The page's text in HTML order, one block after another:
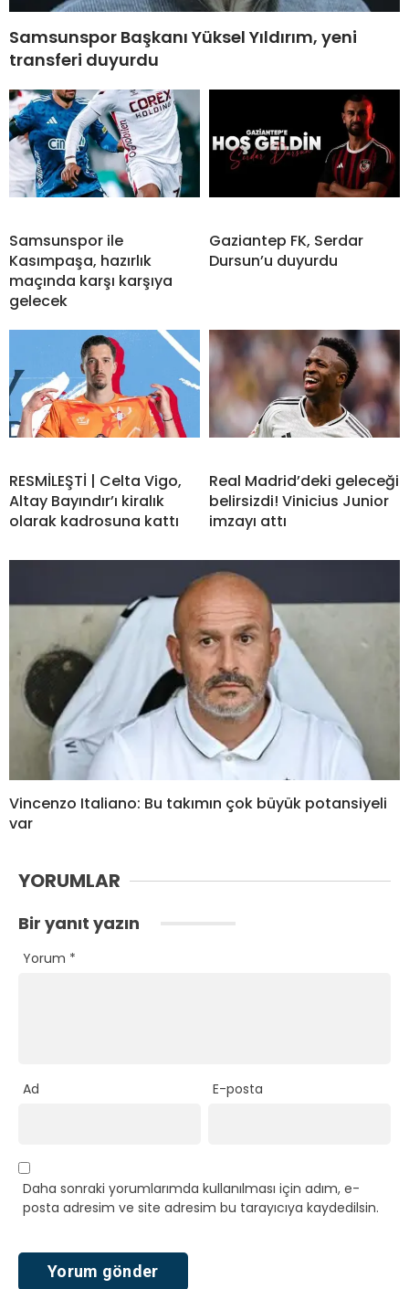
Samsunspor Başkanı Yüksel Yıldırım, yeni
transferi duyurdu
Samsunspor ile
Kasımpaşa, hazırlık
maçında karşı karşıya
gelecek
Gaziantep FK, Serdar
Dursun’u duyurdu
RESMİLEŞTİ | Celta Vigo,
Altay Bayındır’ı kiralık
olarak kadrosuna kattı
Real Madrid’deki geleceği
belirsizdi! Vinicius Junior
imzayı attı
Vincenzo Italiano: Bu takımın çok büyük potansiyeli
var
YORUMLAR
Bir yanıt yazın
Yorum *
Ad E-posta
Daha sonraki yorumlarımda kullanılması için adım, e-
posta adresim ve site adresim bu tarayıcıya kaydedilsin.